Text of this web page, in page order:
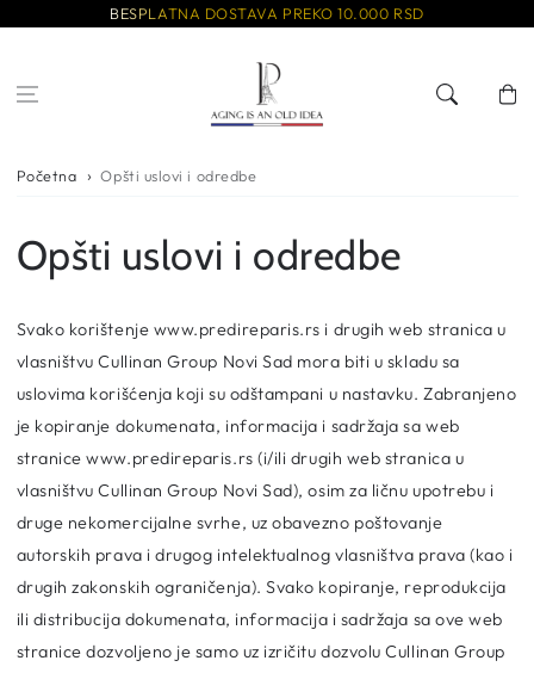
BESPLATNA DOSTAVA PREKO 10.000 RSD
Korpa
Početna Opšti uslovi i odredbe
Opšti uslovi i odredbe
Svako korištenje www.predireparis.rs i drugih web stranica u
vlasništvu Cullinan Group Novi Sad mora biti u skladu sa
uslovima korišćenja koji su odštampani u nastavku. Zabranjeno
je kopiranje dokumenata, informacija i sadržaja sa web
stranice www.predireparis.rs (i/ili drugih web stranica u
vlasništvu Cullinan Group Novi Sad), osim za ličnu upotrebu i
druge nekomercijalne svrhe, uz obavezno poštovanje
autorskih prava i drugog intelektualnog vlasništva prava (kao i
drugih zakonskih ograničenja). Svako kopiranje, reprodukcija
ili distribucija dokumenata, informacija i sadržaja sa ove web
stranice dozvoljeno je samo uz izričitu dozvolu Cullinan Group